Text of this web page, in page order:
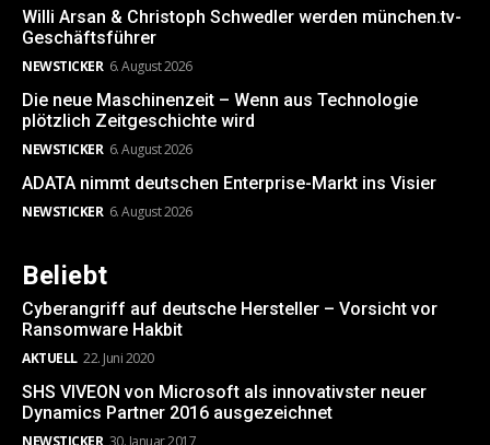
Willi Arsan & Christoph Schwedler werden münchen.tv-
Geschäftsführer
NEWSTICKER 6. August 2026
Die neue Maschinenzeit – Wenn aus Technologie
plötzlich Zeitgeschichte wird
NEWSTICKER 6. August 2026
ADATA nimmt deutschen Enterprise-Markt ins Visier
NEWSTICKER 6. August 2026
Beliebt
Cyberangriff auf deutsche Hersteller – Vorsicht vor
Ransomware Hakbit
AKTUELL 22. Juni 2020
SHS VIVEON von Microsoft als innovativster neuer
Dynamics Partner 2016 ausgezeichnet
NEWSTICKER 30. Januar 2017